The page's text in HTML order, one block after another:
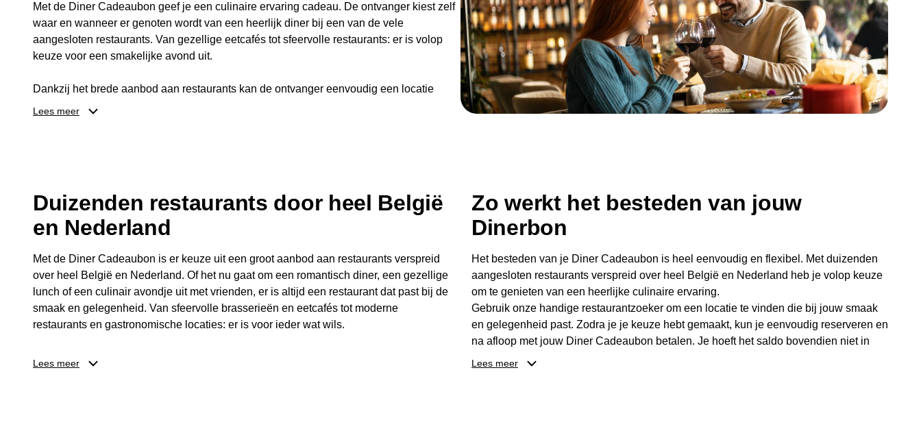
Met de Diner Cadeaubon geef je een culinaire ervaring cadeau. De ontvanger kiest zelf
waar en wanneer er genoten wordt van een heerlijk diner bij een van de vele
aangesloten restaurants. Van gezellige eetcafés tot sfeervolle restaurants: er is volop
keuze voor een smakelijke avond uit.
Dankzij het brede aanbod aan restaurants kan de ontvanger eenvoudig een locatie
kiezen die past bij de smaak en gelegenheid. Zo geeft de Diner Cadeaubon niet alleen
Lees meer
Duizenden restaurants door heel België
en Nederland
Met de Diner Cadeaubon is er keuze uit een groot aanbod aan restaurants verspreid
over heel België en Nederland. Of het nu gaat om een romantisch diner, een gezellige
lunch of een culinair avondje uit met vrienden, er is altijd een restaurant dat past bij de
smaak en gelegenheid. Van sfeervolle brasserieën en eetcafés tot moderne
restaurants en gastronomische locaties: er is voor ieder wat wils.
Dankzij het brede aanbod is er altijd een restaurant in de buurt, bijvoorbeeld in
Lees meer
Zo werkt het besteden van jouw
Dinerbon
Het besteden van je Diner Cadeaubon is heel eenvoudig en flexibel. Met duizenden
aangesloten restaurants verspreid over heel België en Nederland heb je volop keuze
om te genieten van een heerlijke culinaire ervaring.
Gebruik onze handige restaurantzoeker om een locatie te vinden die bij jouw smaak
en gelegenheid past. Zodra je je keuze hebt gemaakt, kun je eenvoudig reserveren en
na afloop met jouw Diner Cadeaubon betalen. Je hoeft het saldo bovendien niet in
één keer te besteden. Het resterende bedrag blijft gewoon op de bon staan en kan
Lees meer